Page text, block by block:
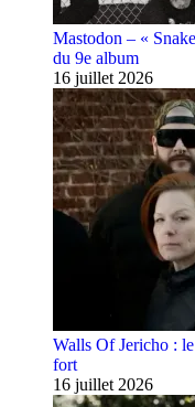
Mastodon – «
du 9e album
16 juillet 2026
Walls Of Jericho :
fort
16 juillet 2026